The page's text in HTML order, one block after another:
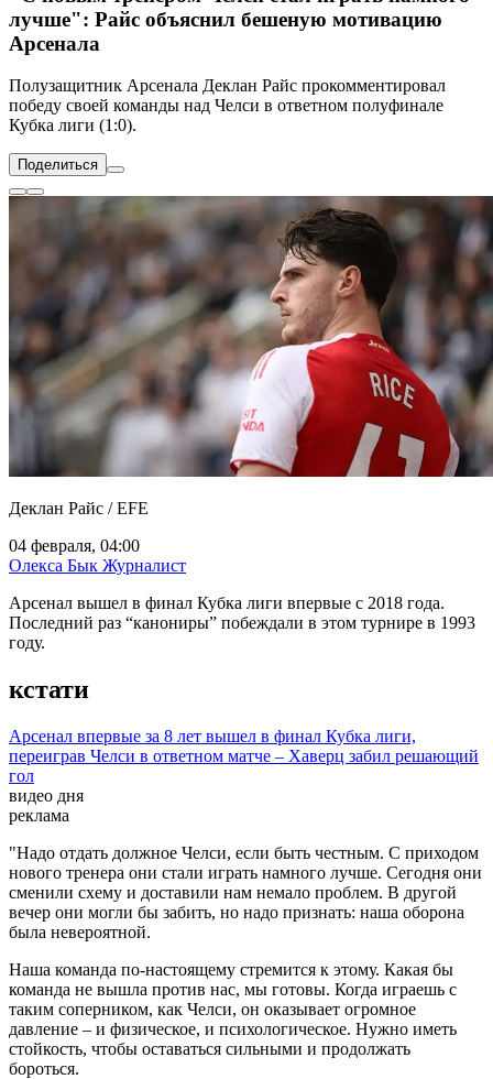
лучше": Райс объяснил бешеную мотивацию
Арсенала
Полузащитник Арсенала Деклан Райс прокомментировал
победу своей команды над Челси в ответном полуфинале
Кубка лиги (1:0).
Поделиться
Деклан Райс / EFE
04 февраля, 04:00
Олекса Бык Журналист
Арсенал вышел в финал Кубка лиги впервые с 2018 года.
Последний раз “канониры” побеждали в этом турнире в 1993
году.
кстати
Арсенал впервые за 8 лет вышел в финал Кубка лиги,
переиграв Челси в ответном матче – Хаверц забил решающий
гол
видео дня
реклама
"Надо отдать должное Челси, если быть честным. С приходом
нового тренера они стали играть намного лучше. Сегодня они
сменили схему и доставили нам немало проблем. В другой
вечер они могли бы забить, но надо признать: наша оборона
была невероятной.
Наша команда по-настоящему стремится к этому. Какая бы
команда не вышла против нас, мы готовы. Когда играешь с
таким соперником, как Челси, он оказывает огромное
давление – и физическое, и психологическое. Нужно иметь
стойкость, чтобы оставаться сильными и продолжать
бороться.